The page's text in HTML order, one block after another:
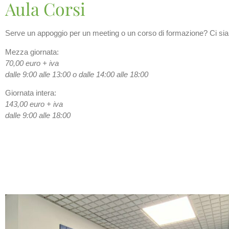
Aula Corsi
Serve un appoggio per un meeting o un corso di formazione? Ci
Mezza giornata:
70,00 euro + iva
dalle 9:00 alle 13:00 o dalle 14:00 alle 18:00
Giornata intera:
143,00 euro + iva
dalle 9:00 alle 18:00